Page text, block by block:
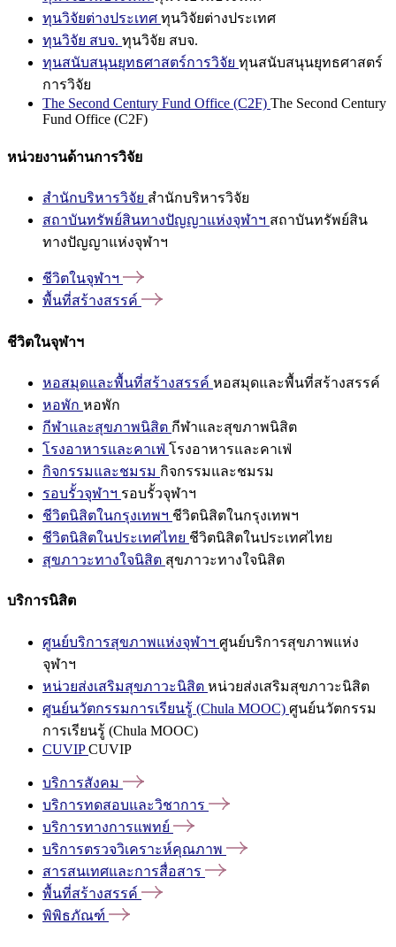
ทุนวิจัยต่างประเทศ ทุนวิจัยต่างประเทศ
ทุนวิจัย สบจ. ทุนวิจัย สบจ.
ทุนสนับสนุนยุทธศาสตร์การวิจัย ทุนสนับสนุนยุทธศาสตร์
การวิจัย
The Second Century Fund Office (C2F) The Second Century
Fund Office (C2F)
หน่วยงานด้านการวิจัย
สำนักบริหารวิจัย สำนักบริหารวิจัย
สถาบันทรัพย์สินทางปัญญาแห่งจุฬาฯ สถาบันทรัพย์สิน
ทางปัญญาแห่งจุฬาฯ
ชีวิตในจุฬาฯ
พื้นที่สร้างสรรค์
ชีวิตในจุฬาฯ
หอสมุดและพื้นที่สร้างสรรค์ หอสมุดและพื้นที่สร้างสรรค์
หอพัก หอพัก
กีฬาและสุขภาพนิสิต กีฬาและสุขภาพนิสิต
โรงอาหารและคาเฟ่ โรงอาหารและคาเฟ่
กิจกรรมและชมรม กิจกรรมและชมรม
รอบรั้วจุฬาฯ รอบรั้วจุฬาฯ
ชีวิตนิสิตในกรุงเทพฯ ชีวิตนิสิตในกรุงเทพฯ
ชีวิตนิสิตในประเทศไทย ชีวิตนิสิตในประเทศไทย
สุขภาวะทางใจนิสิต สุขภาวะทางใจนิสิต
บริการนิสิต
ศูนย์บริการสุขภาพแห่งจุฬาฯ ศูนย์บริการสุขภาพแห่ง
จุฬาฯ
หน่วยส่งเสริมสุขภาวะนิสิต หน่วยส่งเสริมสุขภาวะนิสิต
ศูนย์นวัตกรรมการเรียนรู้ (Chula MOOC) ศูนย์นวัตกรรม
การเรียนรู้ (Chula MOOC)
CUVIPCUVIP
บริการสังคม
บริการทดสอบและวิชาการ
บริการทางการแพทย์
บริการตรวจวิเคราะห์คุณภาพ
สารสนเทศและการสื่อสาร
พื้นที่สร้างสรรค์
พิพิธภัณฑ์